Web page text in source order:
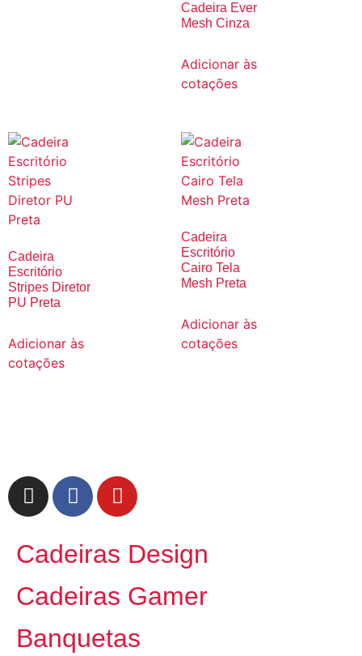
Cadeira Ever
Mesh Cinza
Adicionar às
cotações
Cadeira
Escritório
Stripes Diretor
PU Preta
Adicionar às
cotações
Cadeira
Escritório
Cairo Tela
Mesh Preta
Adicionar às
cotações
Cadeiras Design
Cadeiras Gamer
Banquetas